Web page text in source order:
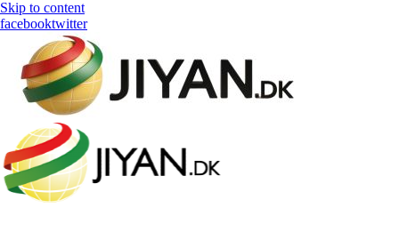
Skip to content
facebooktwitter